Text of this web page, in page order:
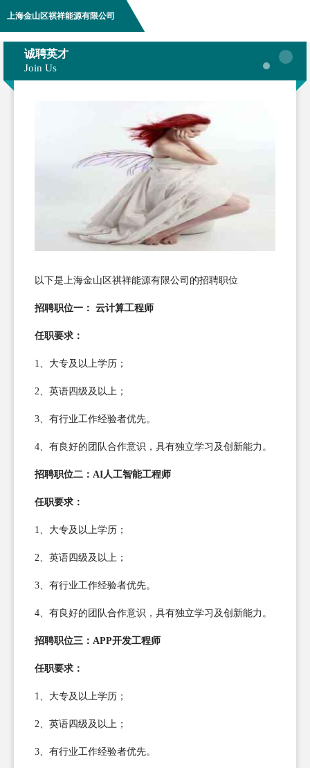
上海金山区祺祥能源有限公司
诚聘英才
Join Us
以下是上海金山区祺祥能源有限公司的招聘职位
招聘职位一： 云计算工程师
任职要求：
1、大专及以上学历；
2、英语四级及以上；
3、有行业工作经验者优先。
4、有良好的团队合作意识，具有独立学习及创新能力。
招聘职位二：AI人工智能工程师
任职要求：
1、大专及以上学历；
2、英语四级及以上；
3、有行业工作经验者优先。
4、有良好的团队合作意识，具有独立学习及创新能力。
招聘职位三：APP开发工程师
任职要求：
1、大专及以上学历；
2、英语四级及以上；
3、有行业工作经验者优先。